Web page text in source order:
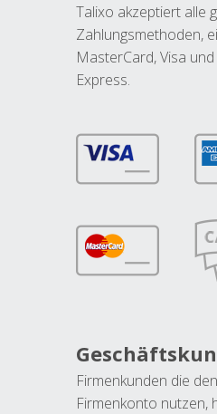
Talixo akzeptiert alle
Zahlungsmethoden,
MasterCard, Visa
Express.
Firmenkunden die
Firmenkonto nutzen,